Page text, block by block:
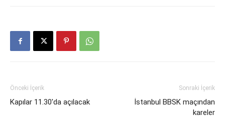
Önceki İçerik
Kapılar 11.30'da açılacak
Sonraki İçerik
İstanbul BBSK maçından
kareler